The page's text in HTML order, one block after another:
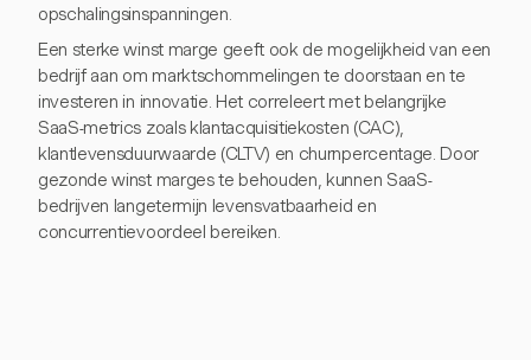
opschalingsinspanningen.
Een sterke winst marge geeft ook de mogelijkheid van een
bedrijf aan om marktschommelingen te doorstaan en te
investeren in innovatie. Het correleert met belangrijke
SaaS-metrics zoals klantacquisitiekosten (CAC),
klantlevensduurwaarde (CLTV) en churnpercentage. Door
gezonde winst marges te behouden, kunnen SaaS-
bedrijven langetermijn levensvatbaarheid en
concurrentievoordeel bereiken.